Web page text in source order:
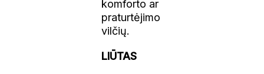
komforto ar
praturtėjimo
vilčių.
LIŪTAS